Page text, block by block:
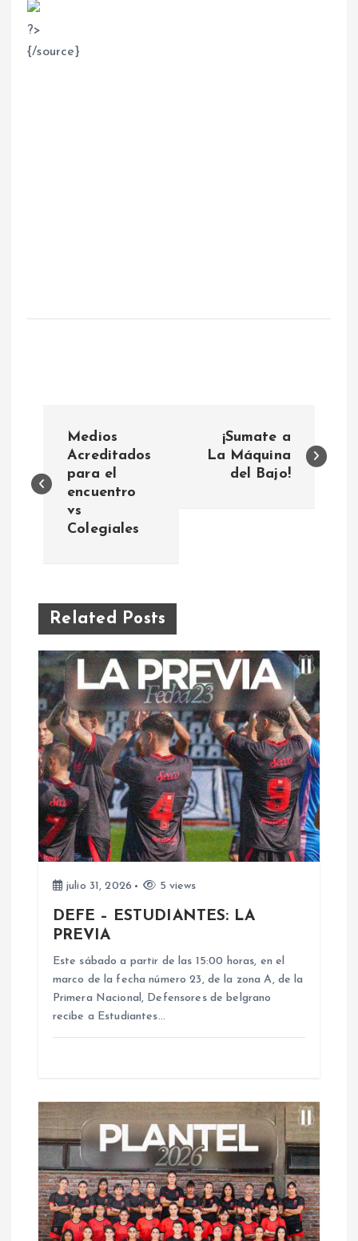
?>
{/source}
v
c
ó
n
d
e
a
s
Medios
Acreditados
para el
encuentro
vs
Colegiales
¡Sumate a
La Máquina
del Bajo!
Related Posts
julio 31, 2026 5 views
DEFE – ESTUDIANTES: LA
PREVIA
Este sábado a partir de las 15:00 horas, en el
marco de la fecha número 23, de la zona A, de la
Primera Nacional, Defensores de belgrano
recibe a Estudiantes…